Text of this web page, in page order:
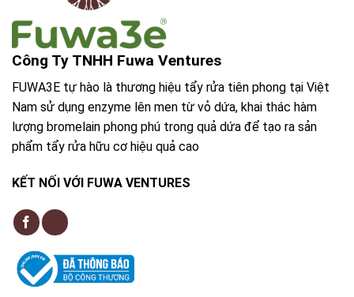
Công Ty TNHH Fuwa Ventures
FUWA3E tự hào là thương hiệu tẩy rửa tiên phong tại Việt
Nam sử dụng enzyme lên men từ vỏ dứa, khai thác hàm
lượng bromelain phong phú trong quả dứa để tạo ra sản
phẩm tẩy rửa hữu cơ hiệu quả cao
KẾT NỐI VỚI FUWA VENTURES